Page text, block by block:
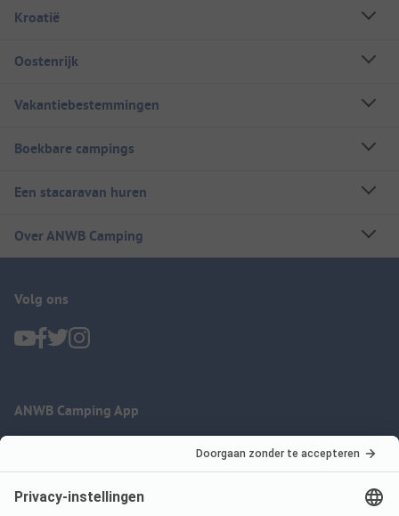
Kroatië
Oostenrijk
Vakantiebestemmingen
Boekbare campings
Een stacaravan huren
Over ANWB Camping
Volg ons
ANWB Camping App